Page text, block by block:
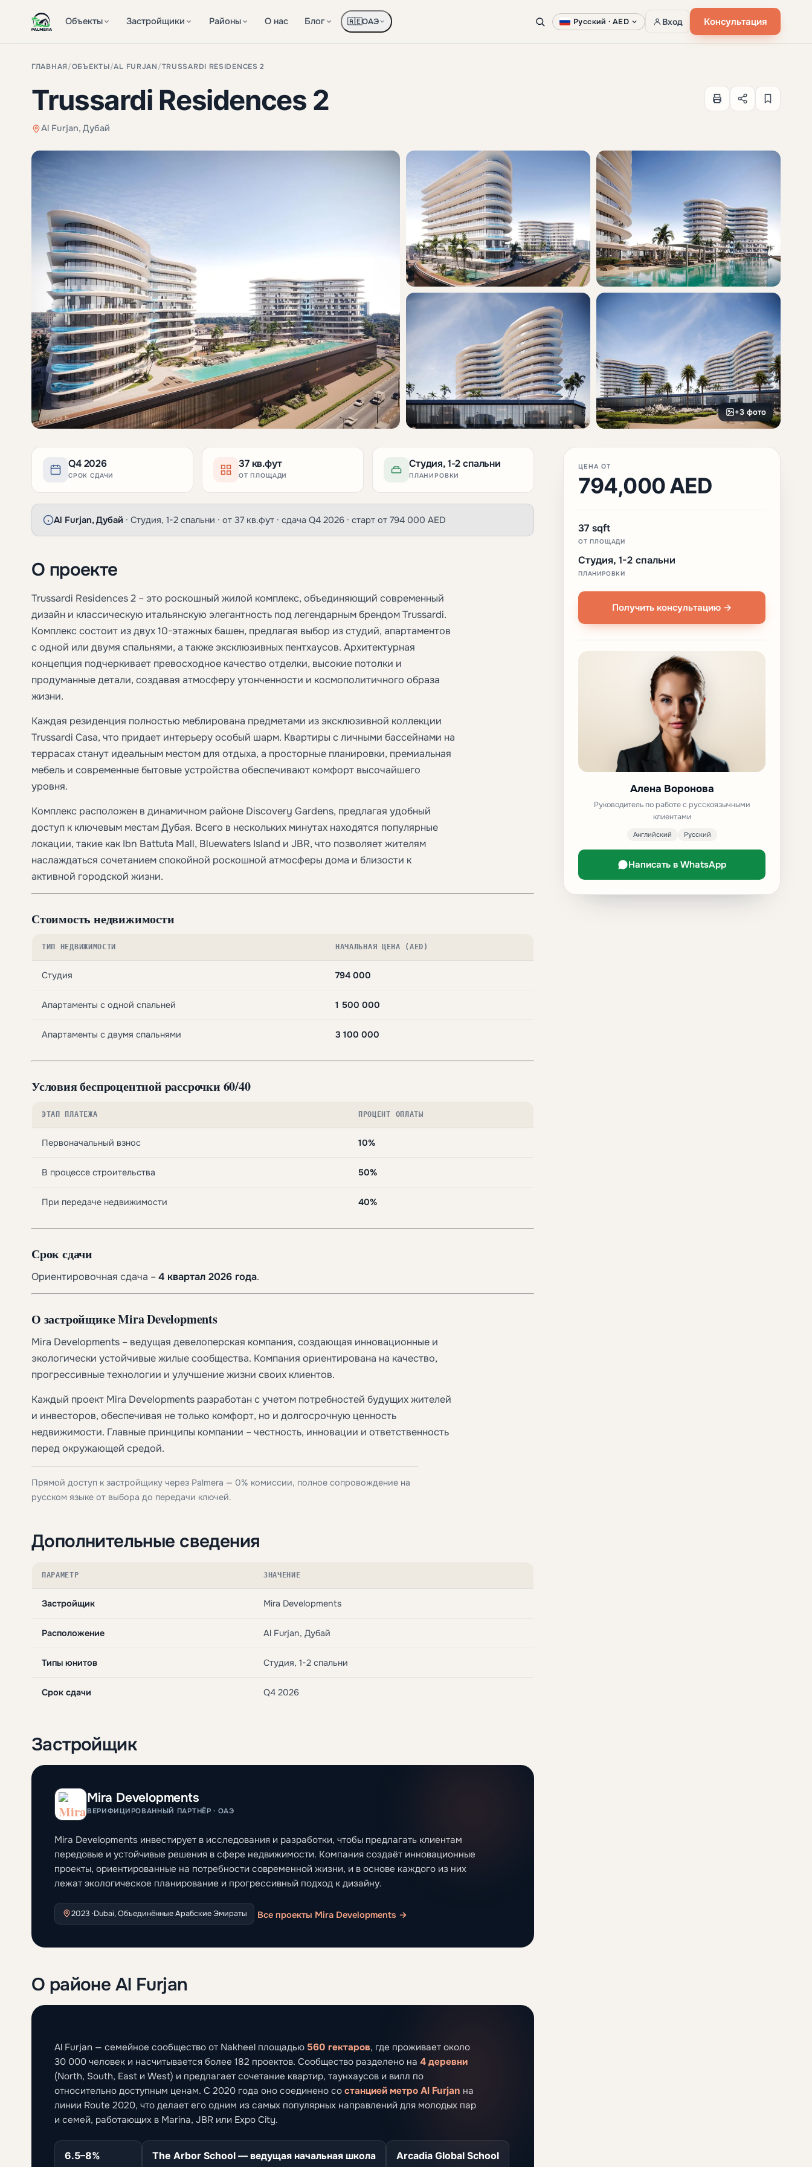
Объекты Застройщики Районы О нас Блог 🇦🇪ОАЭ Русский · AED Вход Консультация
ГЛАВНАЯ/ОБЪЕКТЫ/AL FURJAN /TRUSSARDI RESIDENCES 2
Trussardi Residences 2
Al Furjan, Дубай
+3 фото
Q4 2026
СРОК СДАЧИ
37 кв.фут
ОТ ПЛОЩАДИ
Студия, 1-2 спальни
ПЛАНИРОВКИ
Al Furjan, Дубай · Студия, 1-2 спальни · от 37 кв.фут · сдача Q4 2026 · старт от 794 000 AED
О проекте
Trussardi Residences 2 – это роскошный жилой комплекс, объединяющий современный
дизайн и классическую итальянскую элегантность под легендарным брендом Trussardi.
Комплекс состоит из двух 10-этажных башен, предлагая выбор из студий, апартаментов
с одной или двумя спальнями, а также эксклюзивных пентхаусов. Архитектурная
концепция подчеркивает превосходное качество отделки, высокие потолки и
продуманные детали, создавая атмосферу утонченности и космополитичного образа
жизни.
Каждая резиденция полностью меблирована предметами из эксклюзивной коллекции
Trussardi Casa, что придает интерьеру особый шарм. Квартиры с личными бассейнами на
террасах станут идеальным местом для отдыха, а просторные планировки, премиальная
мебель и современные бытовые устройства обеспечивают комфорт высочайшего
уровня.
Комплекс расположен в динамичном районе Discovery Gardens, предлагая удобный
доступ к ключевым местам Дубая. Всего в нескольких минутах находятся популярные
локации, такие как Ibn Battuta Mall, Bluewaters Island и JBR, что позволяет жителям
наслаждаться сочетанием спокойной роскошной атмосферы дома и близости к
активной городской жизни.
Стоимость недвижимости
ТИП НЕДВИЖИМОСТИ НАЧАЛЬНАЯ ЦЕНА (AED)
Студия 794 000
Апартаменты с одной спальней 1 500 000
Апартаменты с двумя спальнями 3 100 000
Условия беспроцентной рассрочки 60/40
ЭТАП ПЛАТЕЖА ПРОЦЕНТ ОПЛАТЫ
Первоначальный взнос 10%
В процессе строительства 50%
При передаче недвижимости 40%
Срок сдачи
Ориентировочная сдача –4 квартал 2026 года.
О застройщике Mira Developments
Mira Developments – ведущая девелоперская компания, создающая инновационные и
экологически устойчивые жилые сообщества. Компания ориентирована на качество,
прогрессивные технологии и улучшение жизни своих клиентов.
Каждый проект Mira Developments разработан с учетом потребностей будущих жителей
и инвесторов, обеспечивая не только комфорт, но и долгосрочную ценность
недвижимости. Главные принципы компании – честность, инновации и ответственность
перед окружающей средой.
Прямой доступ к застройщику через Palmera — 0% комиссии, полное сопровождение на
русском языке от выбора до передачи ключей.
Дополнительные сведения
ПАРАМЕТР ЗНАЧЕНИЕ
Застройщик Mira Developments
Расположение Al Furjan, Дубай
Типы юнитов Студия, 1-2 спальни
Срок сдачи Q4 2026
Застройщик
Mira Developments
ВЕРИФИЦИРОВАННЫЙ ПАРТНЁР · ОАЭ
Mira Developments инвестирует в исследования и разработки, чтобы предлагать клиентам
передовые и устойчивые решения в сфере недвижимости. Компания создаёт инновационные
проекты, ориентированные на потребности современной жизни, и в основе каждого из них
лежат экологическое планирование и прогрессивный подход к дизайну.
2023 ·Dubai, Объединённые Арабские Эмираты Все проекты Mira Developments →
О районе Al Furjan
Al Furjan — семейное сообщество от Nakheel площадью 560 гектаров, где проживает около
30 000 человек и насчитывается более 182 проектов. Сообщество разделено на 4 деревни
(North, South, East и West) и предлагает сочетание квартир, таунхаусов и вилл по
относительно доступным ценам. С 2020 года оно соединено со станцией метро Al Furjan на
линии Route 2020, что делает его одним из самых популярных направлений для молодых пар
и семей, работающих в Marina, JBR или Expo City.
6.5–8% The Arbor School — ведущая начальная школа Arcadia Global School
ЦЕНА ОТ
794,000 AED
37 sqft
ОТ ПЛОЩАДИ
Студия, 1-2 спальни
ПЛАНИРОВКИ
Получить консультацию →
Алена Воронова
Руководитель по работе с русскоязычными
клиентами
Английский Русский
Написать в WhatsApp